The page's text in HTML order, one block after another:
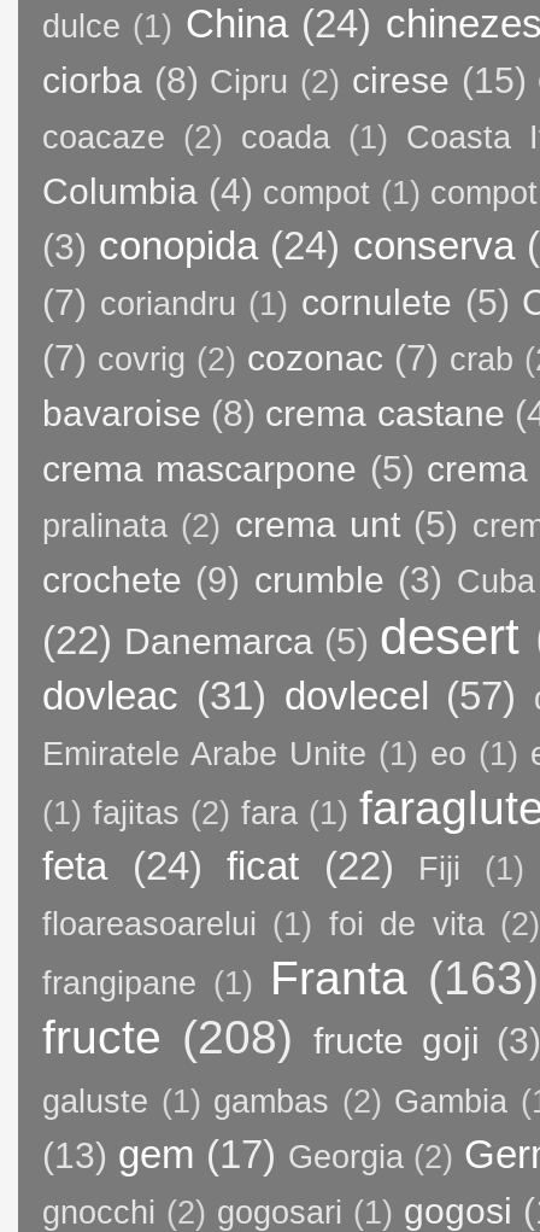
dulce (1) China (24)
ciorba (8) Cipru (2) cirese (15)
coacaze (2) coada (1) Coasta
Columbia (4) compot (1)
(3) conopida (24) conserva
(7) coriandru (1) cornulete (5)
(7) covrig (2) cozonac (7) crab
bavaroise (8) crema castane
crema mascarpone (5) crema
pralinata (2) crema unt (5)
crochete (9) crumble (3) Cuba
(22) Danemarca (5) desert
dovleac (31) dovlecel (57)
Emiratele Arabe Unite (1) eo (1)
(1) fajitas (2) fara (1)
feta (24) ficat (22) Fiji
(1)
floareasoarelui (1) foi de vita (2)
frangipane (1) Franta (163)
fructe (208) fructe goji (3)
galuste (1) gambas (2) Gambia
(13) gem (17) Georgia (2)
gnocchi (2) gogosari (1) gogosi